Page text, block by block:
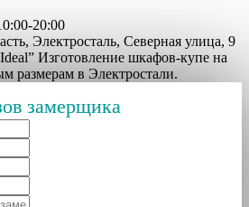
20:00
Электросталь, Северная улица, 9
Изготовление шкафов-купе на
размерам в Электростали.
замерщика